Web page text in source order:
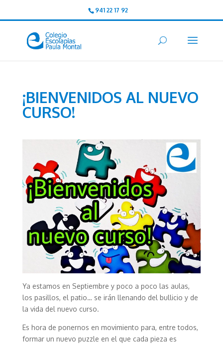
941 22 17 92
¡BIENVENIDOS AL NUEVO
CURSO!
Ya estamos en Septiembre y poco a poco las aulas,
los pasillos, el patio… se irán llenando del bullicio y de
la vida del nuevo curso.
Es hora de ponernos en movimiento para, entre todos,
formar un nuevo puzzle en el que cada pieza es